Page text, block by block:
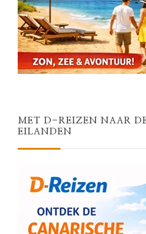
MET D-REIZEN NAAR
EILANDEN